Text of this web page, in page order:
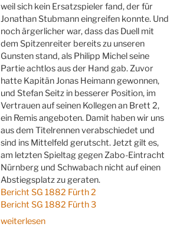
weil sich kein Ersatzspieler fand, der für
Jonathan Stubmann eingreifen konnte. Und
noch ärgerlicher war, dass das Duell mit
dem Spitzenreiter bereits zu unseren
Gunsten stand, als Philipp Michel seine
Partie achtlos aus der Hand gab. Zuvor
hatte Kapitän Jonas Heimann gewonnen,
und Stefan Seitz in besserer Position, im
Vertrauen auf seinen Kollegen an Brett 2,
ein Remis angeboten. Damit haben wir uns
aus dem Titelrennen verabschiedet und
sind ins Mittelfeld gerutscht. Jetzt gilt es,
am letzten Spieltag gegen Zabo-Eintracht
Nürnberg und Schwabach nicht auf einen
Abstiegsplatz zu geraten.
Bericht SG 1882 Fürth 2
Bericht SG 1882 Fürth 3
„Zu
weiterlesen